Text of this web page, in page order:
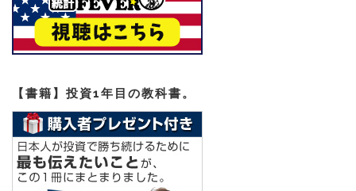
【書籍】投資1年目の教科書。